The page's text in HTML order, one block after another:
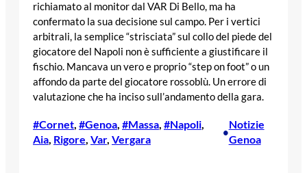
richiamato al monitor dal VAR Di Bello, ma ha
confermato la sua decisione sul campo. Per i vertici
arbitrali, la semplice “strisciata” sul collo del piede del
giocatore del Napoli non è sufficiente a giustificare il
fischio. Mancava un vero e proprio “step on foot” o un
affondo da parte del giocatore rossoblù. Un errore di
valutazione che ha inciso sull’andamento della gara.
#Cornet, #Genoa, #Massa, #Napoli
Aia, Rigore, Var, Vergara
•
Notizie
Genoa